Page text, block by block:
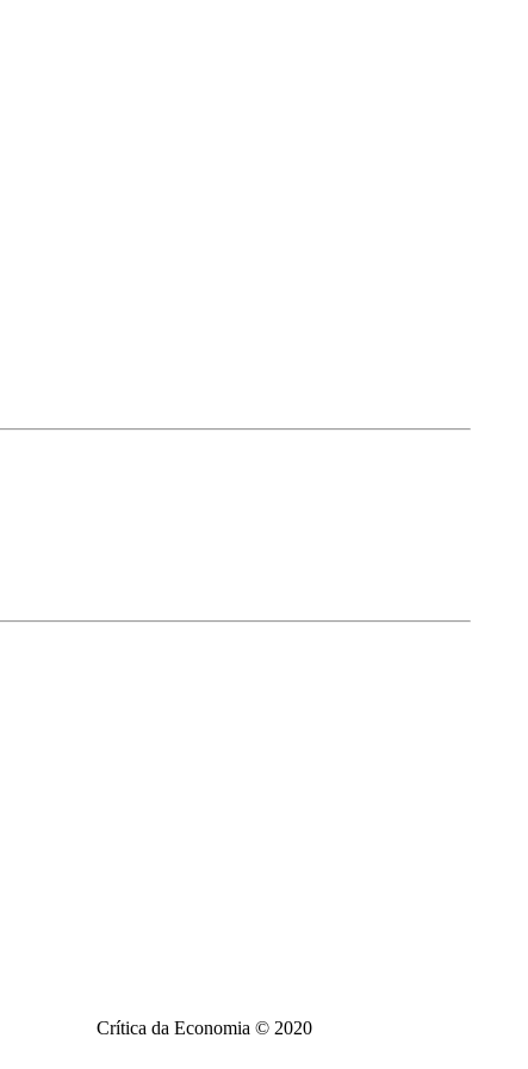
Crítica da Economia © 2020